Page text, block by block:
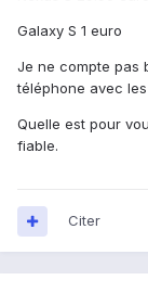
Galaxy S 1 euro
Je ne compte pas
téléphone avec
Quelle est pour
fiable.
Citer